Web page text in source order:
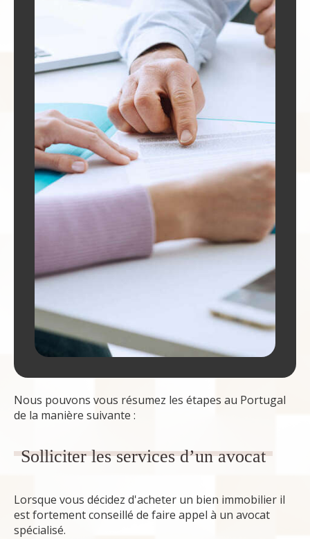
Nous pouvons vous résumez les étapes au Portugal
de la manière suivante :
Solliciter les services d’un avocat
Lorsque vous décidez d'acheter un bien immobilier il
est fortement conseillé de faire appel à un avocat
spécialisé.